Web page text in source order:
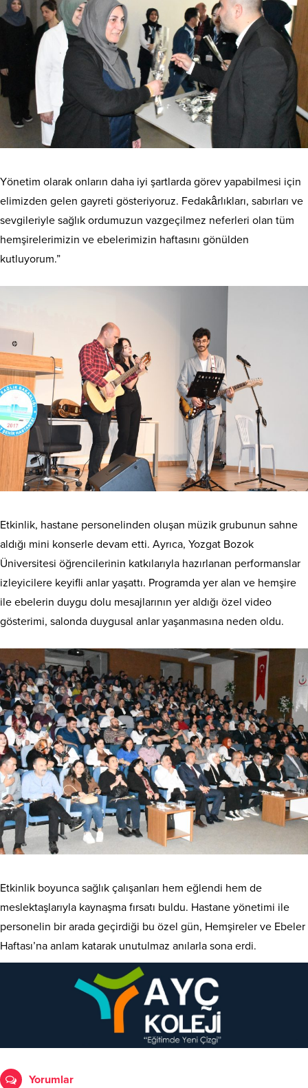
Yönetim olarak onların daha iyi şartlarda görev yapabilmesi için
elimizden gelen gayreti gösteriyoruz. Fedakârlıkları, sabırları ve
sevgileriyle sağlık ordumuzun vazgeçilmez neferleri olan tüm
hemşirelerimizin ve ebelerimizin haftasını gönülden
kutluyorum.”
Etkinlik, hastane personelinden oluşan müzik grubunun sahne
aldığı mini konserle devam etti. Ayrıca, Yozgat Bozok
Üniversitesi öğrencilerinin katkılarıyla hazırlanan performanslar
izleyicilere keyifli anlar yaşattı. Programda yer alan ve hemşire
ile ebelerin duygu dolu mesajlarının yer aldığı özel video
gösterimi, salonda duygusal anlar yaşanmasına neden oldu.
Etkinlik boyunca sağlık çalışanları hem eğlendi hem de
meslektaşlarıyla kaynaşma fırsatı buldu. Hastane yönetimi ile
personelin bir arada geçirdiği bu özel gün, Hemşireler ve Ebeler
Haftası’na anlam katarak unutulmaz anılarla sona erdi.
Yorumlar